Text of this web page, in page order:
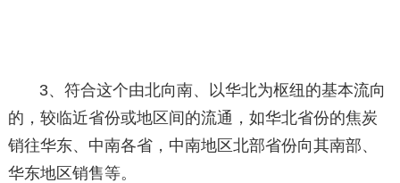
3、符合这个由北向南、以华北为枢纽的基本流向
的，较临近省份或地区间的流通，如华北省份的焦炭
销往华东、中南各省，中南地区北部省份向其南部、
华东地区销售等。